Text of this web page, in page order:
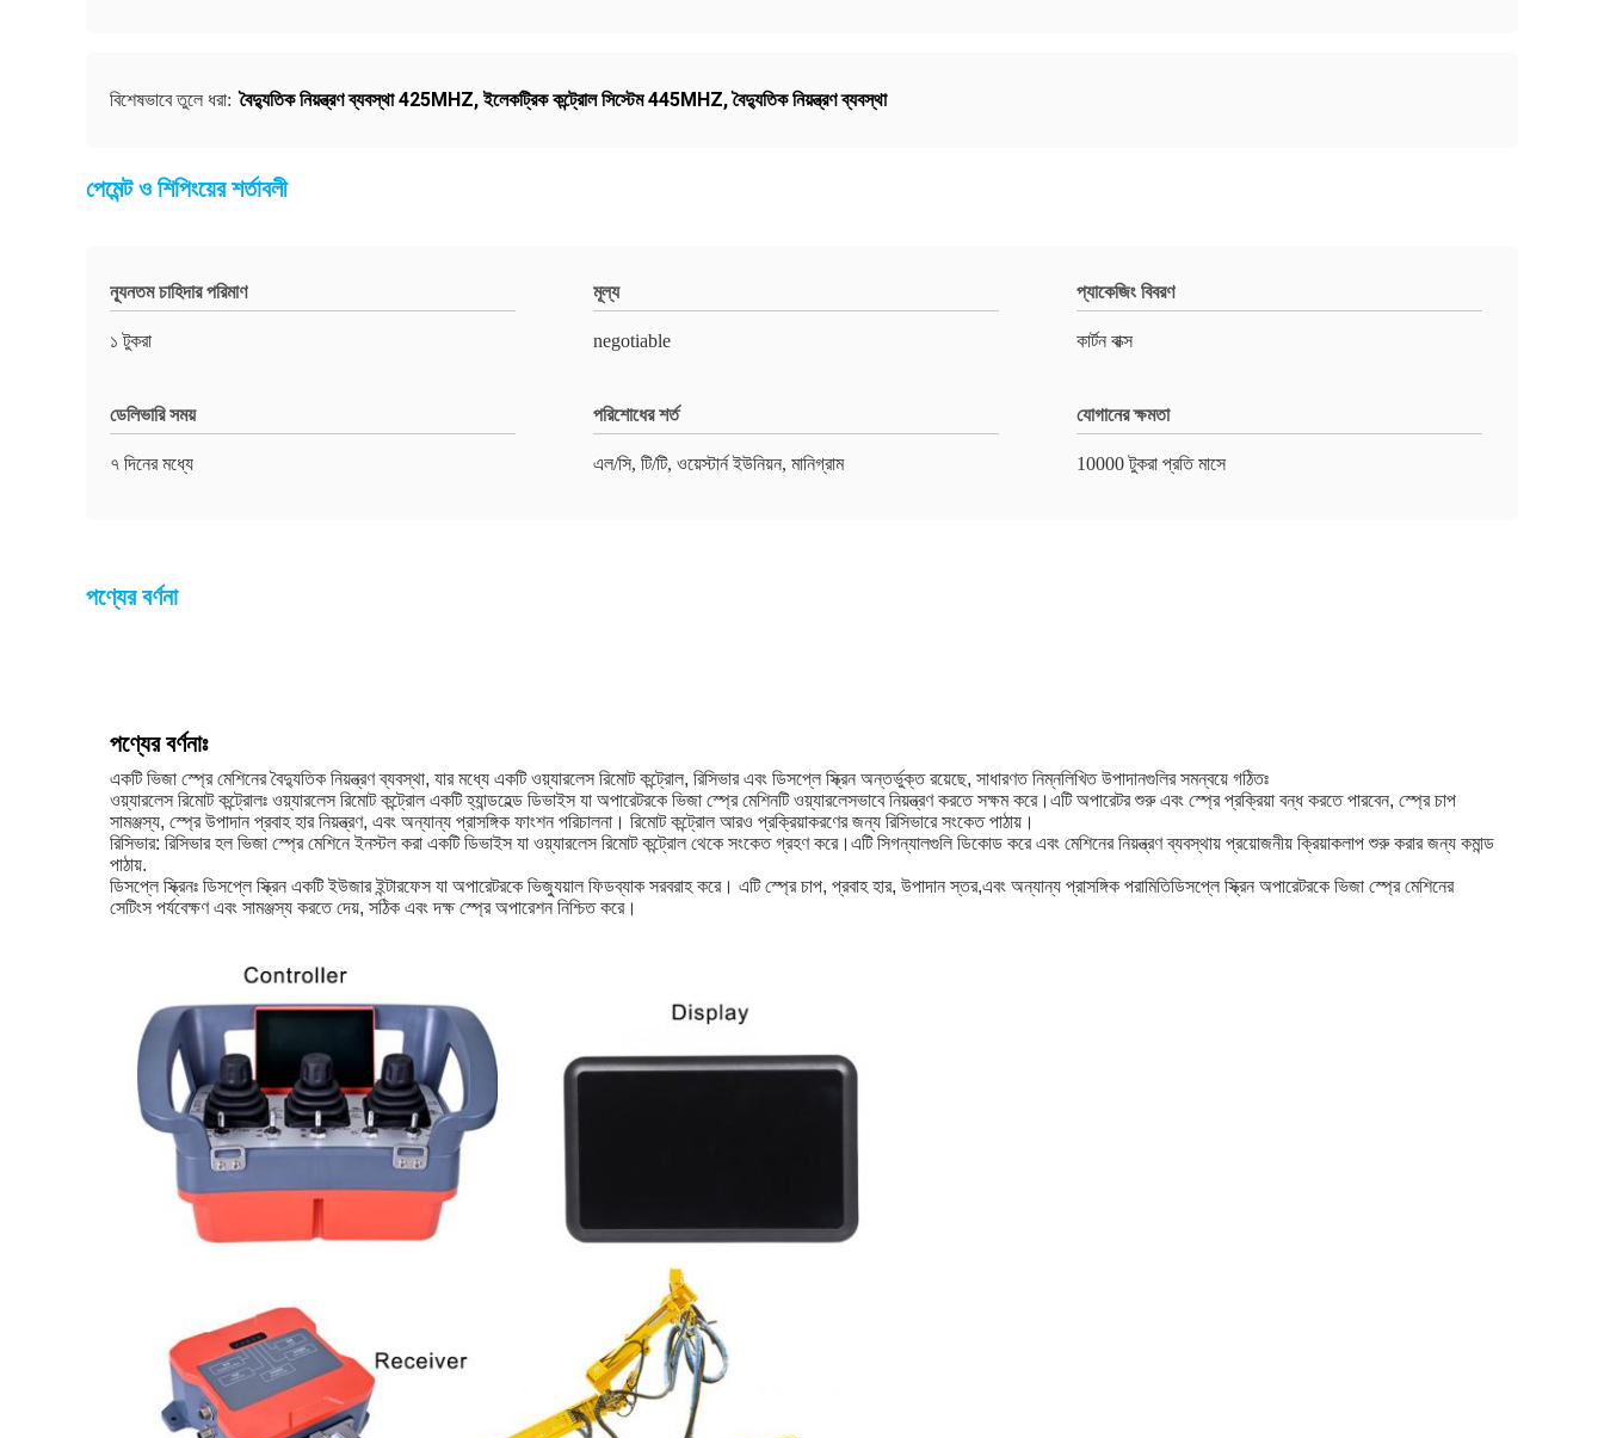
বিশেষভাবে তুলে ধরা: বৈদ্যুতিক নিয়ন্ত্রণ ব্যবস্থা 425MHZ,ইলেকট্রিক কন্ট্রোল সিস্টেম 445MHZ,বৈদ্যুতিক নিয়ন্ত্রণ ব্যবস্থা
পেমেন্ট ও শিপিংয়ের শর্তাবলী
ন্যূনতম চাহিদার পরিমাণ
১ টুকরা
মূল্য
negotiable
প্যাকেজিং বিবরণ
কার্টন বাক্স
ডেলিভারি সময়
৭ দিনের মধ্যে
পরিশোধের শর্ত
এল/সি, টি/টি, ওয়েস্টার্ন ইউনিয়ন, মানিগ্রাম
যোগানের ক্ষমতা
10000 টুকরা প্রতি মাসে
পণ্যের বর্ণনা
পণ্যের বর্ণনাঃ
একটি ভিজা স্প্রে মেশিনের বৈদ্যুতিক নিয়ন্ত্রণ ব্যবস্থা, যার মধ্যে একটি ওয়্যারলেস রিমোট কন্ট্রোল, রিসিভার এবং ডিসপ্লে স্ক্রিন অন্তর্ভুক্ত রয়েছে, সাধারণত নিম্নলিখিত উপাদানগুলির সমন্বয়ে গঠিতঃ
ওয়্যারলেস রিমোট কন্ট্রোলঃ ওয়্যারলেস রিমোট কন্ট্রোল একটি হ্যান্ডহেল্ড ডিভাইস যা অপারেটরকে ভিজা স্প্রে মেশিনটি ওয়্যারলেসভাবে নিয়ন্ত্রণ করতে সক্ষম করে।এটি অপারেটর শুরু এবং স্প্রে প্রক্রিয়া বন্ধ করতে পারবেন, স্প্রে চাপ
সামঞ্জস্য, স্প্রে উপাদান প্রবাহ হার নিয়ন্ত্রণ, এবং অন্যান্য প্রাসঙ্গিক ফাংশন পরিচালনা। রিমোট কন্ট্রোল আরও প্রক্রিয়াকরণের জন্য রিসিভারে সংকেত পাঠায়।
রিসিভার: রিসিভার হল ভিজা স্প্রে মেশিনে ইনস্টল করা একটি ডিভাইস যা ওয়্যারলেস রিমোট কন্ট্রোল থেকে সংকেত গ্রহণ করে।এটি সিগন্যালগুলি ডিকোড করে এবং মেশিনের নিয়ন্ত্রণ ব্যবস্থায় প্রয়োজনীয় ক্রিয়াকলাপ শুরু করার জন্য কমান্ড
পাঠায়.
ডিসপ্লে স্ক্রিনঃ ডিসপ্লে স্ক্রিন একটি ইউজার ইন্টারফেস যা অপারেটরকে ভিজ্যুয়াল ফিডব্যাক সরবরাহ করে। এটি স্প্রে চাপ, প্রবাহ হার, উপাদান স্তর,এবং অন্যান্য প্রাসঙ্গিক পরামিতিডিসপ্লে স্ক্রিন অপারেটরকে ভিজা স্প্রে মেশিনের
সেটিংস পর্যবেক্ষণ এবং সামঞ্জস্য করতে দেয়, সঠিক এবং দক্ষ স্প্রে অপারেশন নিশ্চিত করে।